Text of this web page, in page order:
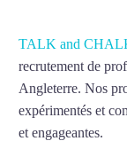
TALK and
recrutement de
Angleterre. Nos
expérimentés et
et engageantes.